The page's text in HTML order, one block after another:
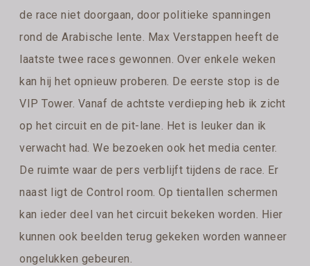
de race niet doorgaan, door politieke spanningen
rond de Arabische lente. Max Verstappen heeft de
laatste twee races gewonnen. Over enkele weken
kan hij het opnieuw proberen. De eerste stop is de
VIP Tower. Vanaf de achtste verdieping heb ik zicht
op het circuit en de pit-lane. Het is leuker dan ik
verwacht had. We bezoeken ook het media center.
De ruimte waar de pers verblijft tijdens de race. Er
naast ligt de Control room. Op tientallen schermen
kan ieder deel van het circuit bekeken worden. Hier
kunnen ook beelden terug gekeken worden wanneer
ongelukken gebeuren.